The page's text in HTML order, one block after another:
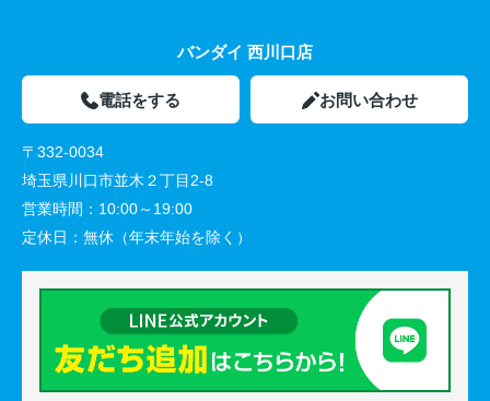
バンダイ 西川口店
電話をする お問い合わせ
〒332-0034
埼玉県川口市並木２丁目2-8
営業時間： 10:00～19:00
定休日： 無休（年末年始を除く）